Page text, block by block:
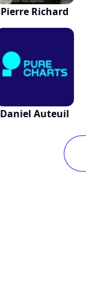
Pierre Richard
Daniel Auteuil